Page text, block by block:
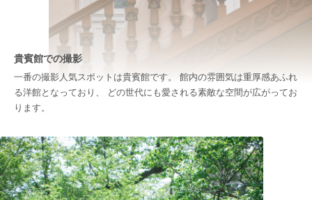
貴賓館での撮影
一番の撮影人気スポットは貴賓館です。 館内の雰囲気は重厚感あふれ
る洋館となっており、 どの世代にも愛される素敵な空間が広がってお
ります。